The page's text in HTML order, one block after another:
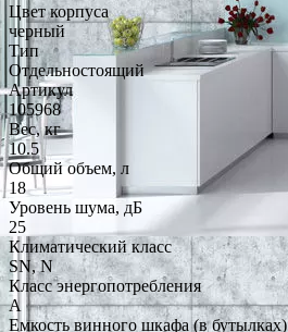
Цвет корпуса
черный
Тип
Отдельностоящий
Артикул
105968
Вес, кг
10.5
Общий объем, л
18
Уровень шума, дБ
25
Климатический класс
SN, N
Класс энергопотребления
A
Емкость винного шкафа (в бутылках)